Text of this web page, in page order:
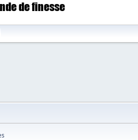
de finesse